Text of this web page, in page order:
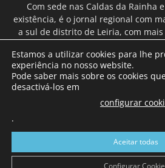
Com sede nas Caldas da Rainha
existência, é o jornal regional com
a sul de distrito de Leiria, com
Continental e
SIGA-
Estamos a utilizar cookies para lhe
experiência no nosso website.
Pode saber mais sobre os cookies
desactivá-los em
configurar
.
Aceitar todas
Configurar